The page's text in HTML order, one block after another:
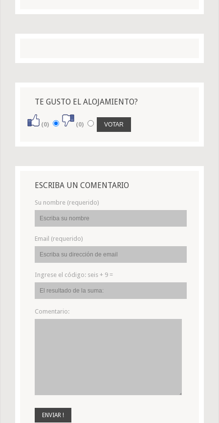
TE GUSTO EL ALOJAMIENTO?
(0) (0)
ESCRIBA UN COMENTARIO
Su nombre (requerido)
Email (requerido)
Ingrese el código: seis + 9 =
Comentario: